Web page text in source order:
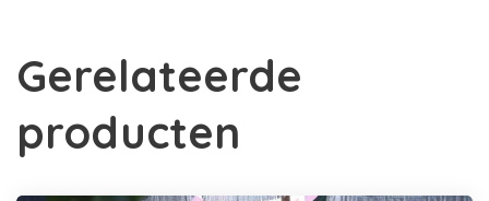
Gerelateerde
producten